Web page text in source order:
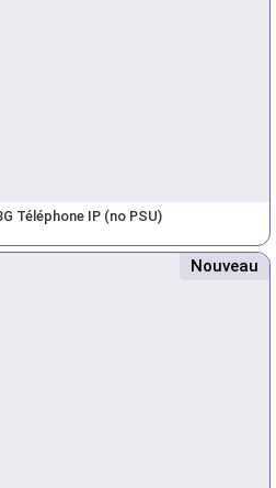
Téléphone IP (no PSU)
Nouveau